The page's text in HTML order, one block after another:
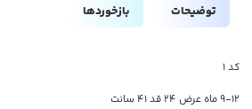
توضیحات بازخوردها
کد ۱
9-12 ماه عرض 24 قد 41 سانت